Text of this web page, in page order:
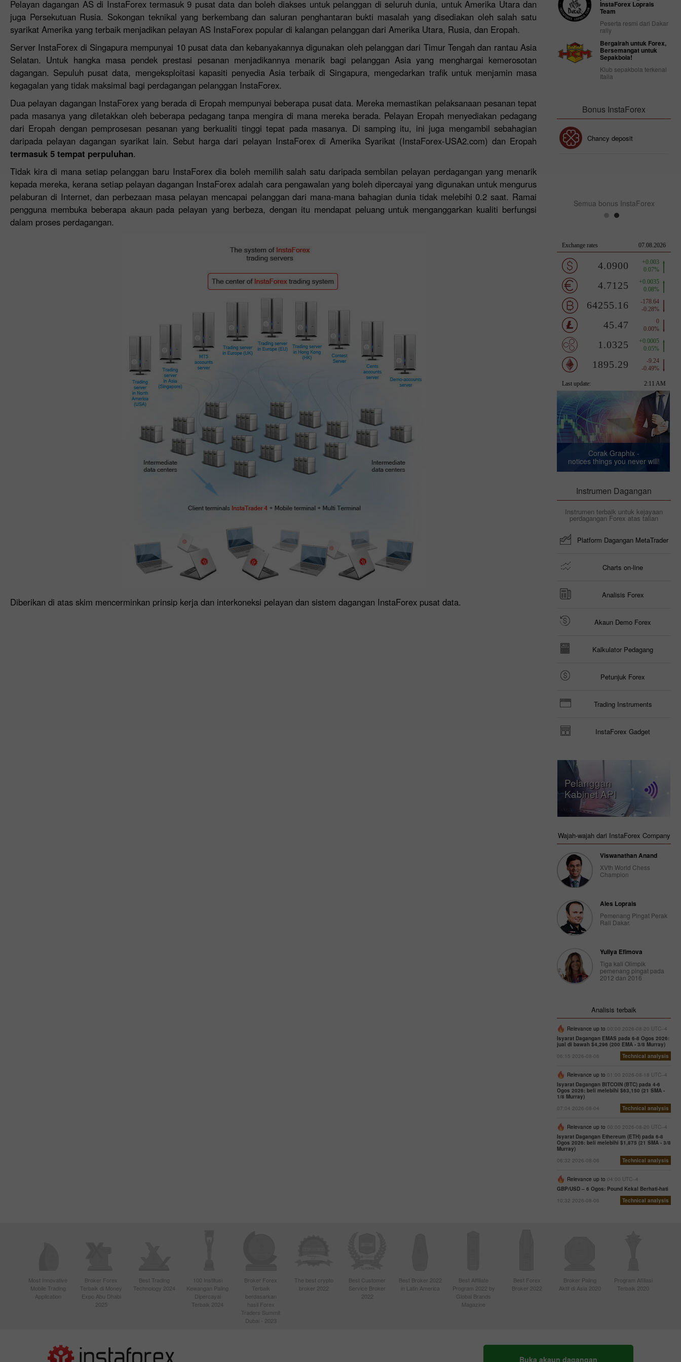
Pelayan dagangan AS di InstaForex termasuk 9 pusat data dan boleh diakses untuk pelanggan di seluruh dunia, untuk Amerika Utara dan
juga Persekutuan Rusia. Sokongan teknikal yang berkembang dan saluran penghantaran bukti masalah yang disediakan oleh salah satu
syarikat Amerika yang terbaik menjadikan pelayan AS InstaForex popular di kalangan pelanggan dari Amerika Utara, Rusia, dan Eropah.
Server InstaForex di Singapura mempunyai 10 pusat data dan kebanyakannya digunakan oleh pelanggan dari Timur Tengah dan rantau Asia
Selatan. Untuk hangka masa pendek prestasi pesanan menjadikannya menarik bagi pelanggan Asia yang menghargai kemerosotan
dagangan. Sepuluh pusat data, mengeksploitasi kapasiti penyedia Asia terbaik di Singapura, mengedarkan trafik untuk menjamin masa
kegagalan yang tidak maksimal bagi perdagangan pelanggan InstaForex.
Dua pelayan dagangan InstaForex yang berada di Eropah mempunyai beberapa pusat data. Mereka memastikan pelaksanaan pesanan tepat
pada masanya yang diletakkan oleh beberapa pedagang tanpa mengira di mana mereka berada. Pelayan Eropah menyediakan pedagang
dari Eropah dengan pemprosesan pesanan yang berkualiti tinggi tepat pada masanya. Di samping itu, ini juga mengambil sebahagian
daripada pelayan dagangan syarikat lain. Sebut harga dari pelayan InstaForex di Amerika Syarikat (InstaForex-USA2.com) dan Eropah
termasuk 5 tempat perpuluhan.
Tidak kira di mana setiap pelanggan baru InstaForex dia boleh memilih salah satu daripada sembilan pelayan perdagangan yang menarik
kepada mereka, kerana setiap pelayan dagangan InstaForex adalah cara pengawalan yang boleh dipercayai yang digunakan untuk mengurus
pelaburan di Internet, dan perbezaan masa pelayan mencapai pelanggan dari mana-mana bahagian dunia tidak melebihi 0.2 saat. Ramai
pengguna membuka beberapa akaun pada pelayan yang berbeza, dengan itu mendapat peluang untuk menganggarkan kualiti berfungsi
dalam proses perdagangan.
Diberikan di atas skim mencerminkan prinsip kerja dan interkoneksi pelayan dan sistem dagangan InstaForex pusat data.
InstaForex Loprais
Team
Peserta resmi dari Dakar
rally
Bergairah untuk Forex,
Bersemangat untuk
Sepakbola!
Klub sepakbola terkenal
Italia
Bonus InstaForex
Bonus 30%
Bonus Kelab InstaForex
Chancy deposit Bonus 30%
Bonus Kelab InstaForex
Chancy deposit
Semua bonus InstaForex
Corak Graphix -
notices things you never will!
Instrumen Dagangan
Instrumen terbaik untuk kejayaan
perdagangan Forex atas talian
Platform Dagangan MetaTrader
Charts on-line
Analisis Forex
Akaun Demo Forex
Kalkulator Pedagang
Petunjuk Forex
Trading Instruments
InstaForex Gadget
Pelanggan
Kabinet API
Wajah-wajah dari InstaForex Company
Viswanathan Anand
XVth World Chess
Champion
Ales Loprais
Pemenang Pingat Perak
Rali Dakar.
Yuliya Efimova
Tiga kali Olimpik
pemenang pingat pada
2012 dan 2016
Analisis terbaik
Relevance up to 00:00 2026-08-20 UTC--4
Isyarat Dagangan EMAS pada 6-8 Ogos 2026:
jual di bawah $4,296 (200 EMA - 3/8 Murray)
06:15 2026-08-06
Technical analysis
Relevance up to 01:00 2026-08-18 UTC--4
Isyarat Dagangan BITCOIN (BTC) pada 4-6
Ogos 2026: beli melebihi $63,150 (21 SMA -
1/8 Murray)
07:04 2026-08-04
Technical analysis
Relevance up to 00:00 2026-08-20 UTC--4
Isyarat Dagangan Ethereum (ETH) pada 6-8
Ogos 2026: beli melebihi $1,875 (21 SMA - 3/8
Murray)
06:32 2026-08-06
Technical analysis
Relevance up to 04:00 UTC--4
GBP/USD – 6 Ogos: Pound Kekal Berhati-hati
10:32 2026-08-06
Technical analysis
Most Innovative
Mobile Trading
Application
Broker Forex
Terbaik di Money
Expo Abu Dhabi
2025
Best Trading
Technology 2024
100 Institusi
Kewangan Paling
Dipercayai
Terbaik 2024
Broker Forex
Terbaik
berdasarkan
hasil Forex
Traders Summit
Dubai - 2023
The best crypto
broker 2022
Best Customer
Service Broker
2022
Best Broker 2022
in Latin America
Best Affiliate
Program 2022 by
Global Brands
Magazine
Best Forex
Broker 2022
Broker Paling
Aktif di Asia 2020
Program Afiliasi
Terbaik 2020
Buka akaun dagangan